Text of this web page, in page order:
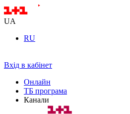
UA
RU
Вхід в кабінет
Онлайн
ТБ програма
Канали